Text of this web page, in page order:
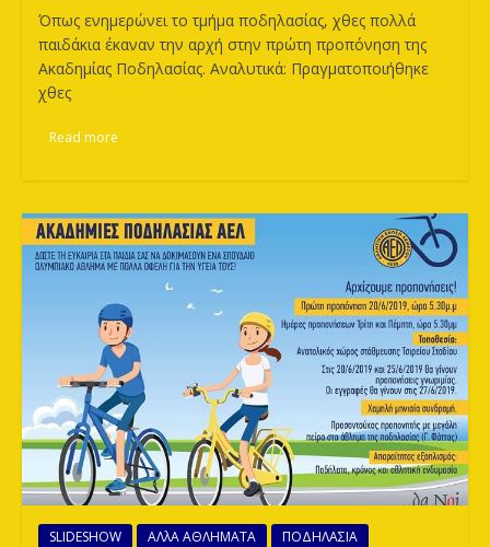
Όπως ενημερώνει το τμήμα ποδηλασίας, χθες πολλά
παιδάκια έκαναν την αρχή στην πρώτη προπόνηση της
Ακαδημίας Ποδηλασίας. Αναλυτικά: Πραγματοποιήθηκε
χθες
Read more
SLIDESHOW ΑΛλΑ ΑΘΛΗΜΑΤΑ ΠΟΔΗΛΑΣΙΑ